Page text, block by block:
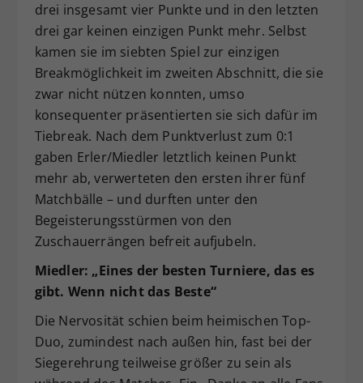
drei insgesamt vier Punkte und in den letzten
drei gar keinen einzigen Punkt mehr. Selbst
kamen sie im siebten Spiel zur einzigen
Breakmöglichkeit im zweiten Abschnitt, die sie
zwar nicht nützen konnten, umso
konsequenter präsentierten sie sich dafür im
Tiebreak. Nach dem Punktverlust zum 0:1
gaben Erler/Miedler letztlich keinen Punkt
mehr ab, verwerteten den ersten ihrer fünf
Matchbälle – und durften unter den
Begeisterungsstürmen von den
Zuschauerrängen befreit aufjubeln.
Miedler: „Eines der besten Turniere, das es
gibt. Wenn nicht das Beste“
Die Nervosität schien beim heimischen Top-
Duo, zumindest nach außen hin, fast bei der
Siegerehrung teilweise größer zu sein als